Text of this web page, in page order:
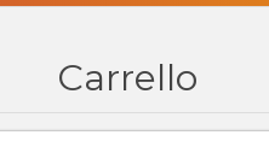
Carrello